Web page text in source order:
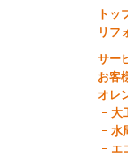
トッ
リフ
サー
お客
オレ
大
水
エ